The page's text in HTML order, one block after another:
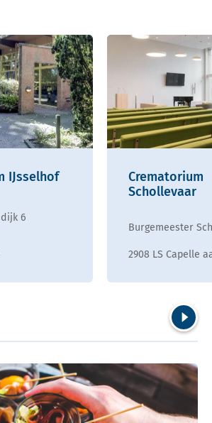
IJsselhof
6
Crematorium
Schollevaar
Burgemeester
2908 LS Capelle